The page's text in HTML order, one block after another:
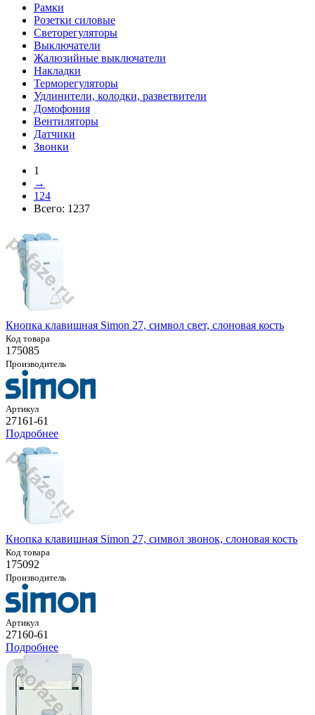
Рамки
Розетки силовые
Светорегуляторы
Выключатели
Жалюзийные выключатели
Накладки
Терморегуляторы
Удлинители, колодки, разветвители
Домофония
Вентиляторы
Датчики
Звонки
1
→
124
Всего: 1237
Кнопка клавишная Simon 27, символ свет, слоновая кость
Код товара
175085
Производитель
Артикул
27161-61
Подробнее
Кнопка клавишная Simon 27, символ звонок, слоновая кость
Код товара
175092
Производитель
Артикул
27160-61
Подробнее